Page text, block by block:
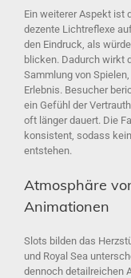
Ein weiterer Aspekt ist
dezente Lichtreflexe
den Eindruck, als
blicken. Dadurch wirkt
Sammlung von
Erlebnis. Besucher
ein Gefühl der
oft länger dauert. Die
konsistent, sodass
entstehen.
Atmosphäre
Animationen
Slots bilden das
und Royal Sea
dennoch detailreichen